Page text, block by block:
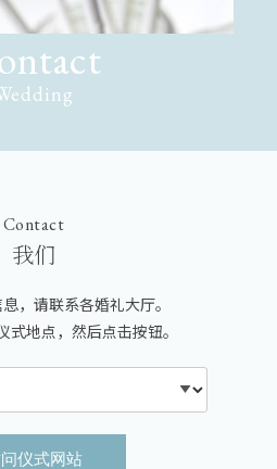
Contact
我们
，请联系各婚礼大厅。
式地点，然后点击按钮。